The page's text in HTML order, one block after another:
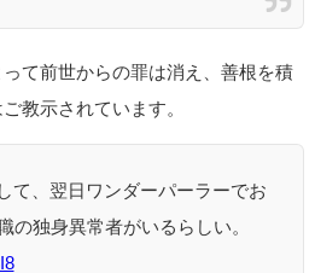
て前世からの罪は消え、善根を積
教示されています。
て、翌日ワンダーパーラーでお
の独身異常者がいるらしい。